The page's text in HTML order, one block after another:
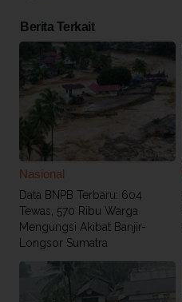
Berita Terkait
Nasional
Data BNPB Terbaru: 604
Tewas, 570 Ribu Warga
Mengungsi Akibat Banjir-
Longsor Sumatra